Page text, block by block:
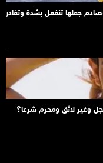
جعلها تنفعل بشدة وتغادر
وغير لائق ومحرم شرعا؟